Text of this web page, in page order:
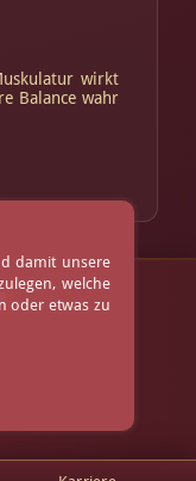
wirkt
Balance wahr
damit unsere
welche
oder etwas zu